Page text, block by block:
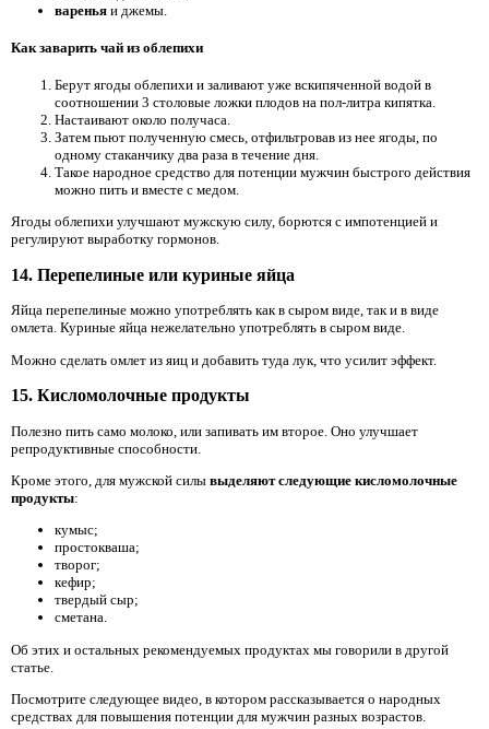
варенья и джемы.
Как заварить чай из облепихи
Берут ягоды облепихи и заливают уже вскипяченной водой в
соотношении 3 столовые ложки плодов на пол-литра кипятка.
Настаивают около получаса.
Затем пьют полученную смесь, отфильтровав из нее ягоды, по
одному стаканчику два раза в течение дня.
Такое народное средство для потенции мужчин быстрого действия
можно пить и вместе с медом.
Ягоды облепихи улучшают мужскую силу, борются с импотенцией и
регулируют выработку гормонов.
14. Перепелиные или куриные яйца
Яйца перепелиные можно употреблять как в сыром виде, так и в виде
омлета. Куриные яйца нежелательно употреблять в сыром виде.
Можно сделать омлет из яиц и добавить туда лук, что усилит эффект.
15. Кисломолочные продукты
Полезно пить само молоко, или запивать им второе. Оно улучшает
репродуктивные способности.
Кроме этого, для мужской силы выделяют следующие кисломолочные
продукты:
кумыс;
простокваша;
творог;
кефир;
твердый сыр;
сметана.
Об этих и остальных рекомендуемых продуктах мы говорили в другой
статье.
Посмотрите следующее видео, в котором рассказывается о народных
средствах для повышения потенции для мужчин разных возрастов.